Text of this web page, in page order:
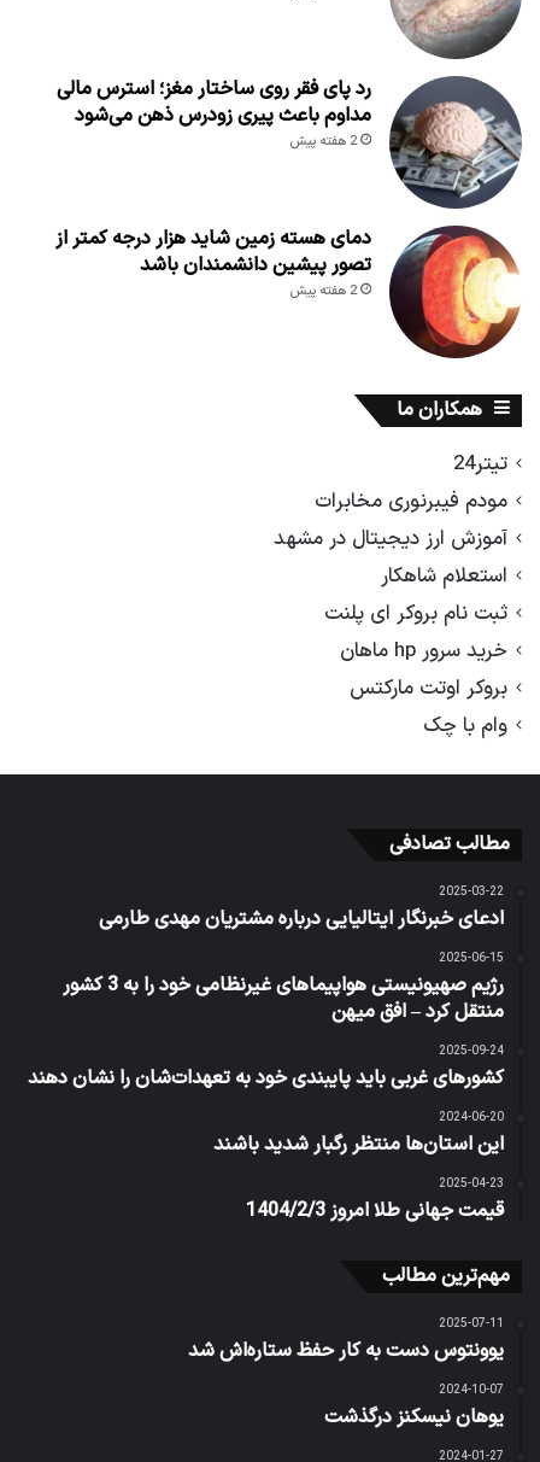
رد پای فقر روی ساختار مغز؛ استرس مالی
مداوم باعث پیری زودرس ذهن می‌شود
2 هفته پیش
دمای هسته زمین شاید هزار درجه کمتر از
تصور پیشین دانشمندان باشد
2 هفته پیش
همکاران ما
تیتر24
مودم فیبرنوری مخابرات
آموزش ارز دیجیتال در مشهد
استعلام شاهکار
ثبت نام بروکر ای پلنت
خرید سرور hp ماهان
بروکر اوتت مارکتس
وام با چک
مطالب تصادفی
2025-03-22
ادعای خبرنگار ایتالیایی درباره مشتریان مهدی طارمی
2025-06-15
رژیم صهیونیستی هواپیماهای غیرنظامی خود را به 3 کشور
منتقل کرد – افق میهن
2025-09-24
کشورهای غربی باید پایبندی خود به تعهدات‌شان را نشان دهند
2024-06-20
این استان‌ها منتظر رگبار شدید باشند
2025-04-23
قیمت جهانی طلا امروز 1404/2/3
مهم‌ترین مطالب
2025-07-11
یوونتوس دست به کار حفظ ستاره‌اش شد
2024-10-07
یوهان نیسکنز درگذشت
2024-01-27